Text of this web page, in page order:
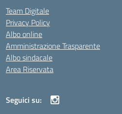
Team Digitale
Privacy Policy
Albo online
Amministrazione Trasparente
Albo sindacale
Area Riservata
Seguici su: